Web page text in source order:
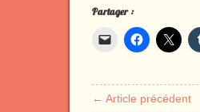
Partager :
← Article précédent